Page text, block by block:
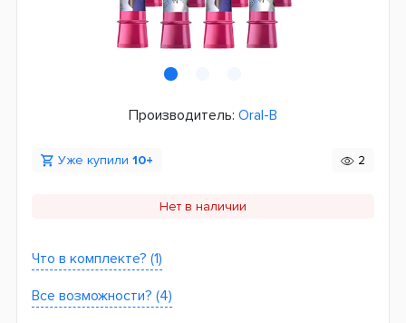
Производитель: Oral-B
Уже купили 10+ 2
Нет в наличии
Что в комплекте? (1)
Все возможности? (4)